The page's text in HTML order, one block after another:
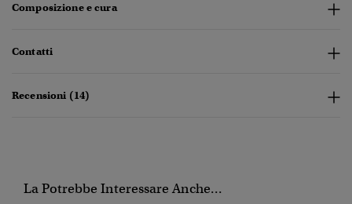
Composizione e cura
Contatti
Recensioni (14)
La Potrebbe Interessare Anche...